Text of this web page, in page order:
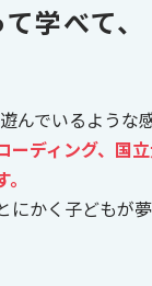
学べて、
んでいるような
ディング、国
かく子どもが